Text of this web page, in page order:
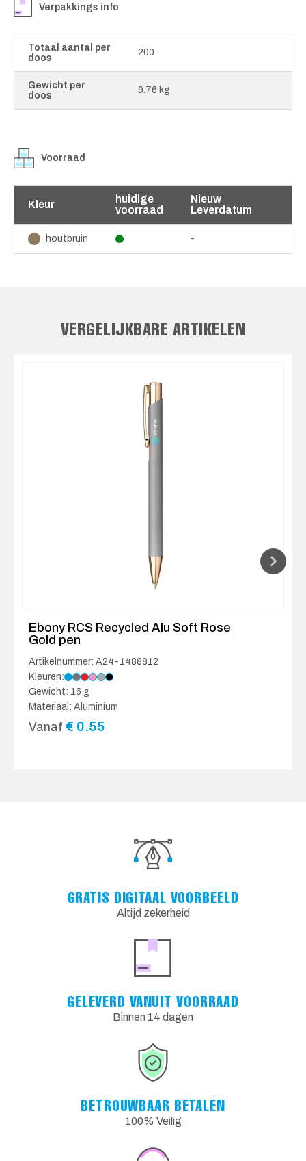
Verpakkings info
Totaal aantal per
doos
200
Gewicht per
doos
9.76 kg
Voorraad
Kleur
huidige
voorraad
Nieuw
Leverdatum
houtbruin -
VERGELIJKBARE ARTIKELEN
Ebony RCS Recycled Alu Soft Rose
Gold pen
Artikelnummer: A24-1488812
Kleuren:
Gewicht: 16 g
Materiaal: Aluminium
Vanaf € 0.55
GRATIS DIGITAAL VOORBEELD
Altijd zekerheid
GELEVERD VANUIT VOORRAAD
Binnen 14 dagen
BETROUWBAAR BETALEN
100% Veilig